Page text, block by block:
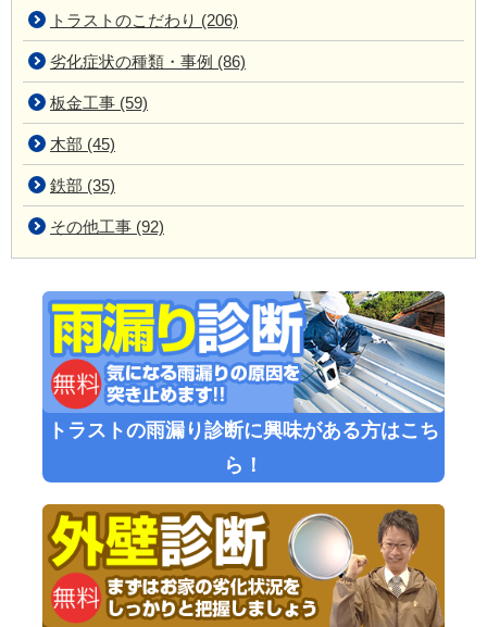
トラストのこだわり (206)
劣化症状の種類・事例 (86)
板金工事 (59)
木部 (45)
鉄部 (35)
その他工事 (92)
トラストの雨漏り診断に興味がある方はこち
ら！